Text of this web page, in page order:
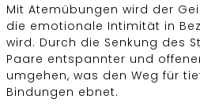
Mit Atemübungen wird der
die emotionale Intimität in
wird. Durch die Senkung des
Paare entspannter und
umgehen, was den Weg für
Bindungen ebnet.